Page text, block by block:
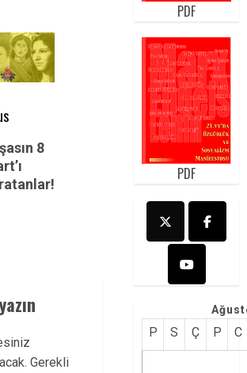
8
Gerekli
PDF
PDF
P S Ç P C